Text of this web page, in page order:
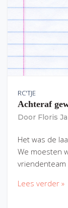
RC'TJE
Achteraf
Door Floris
Het was de
We moesten
vriendenteam
Lees verder »